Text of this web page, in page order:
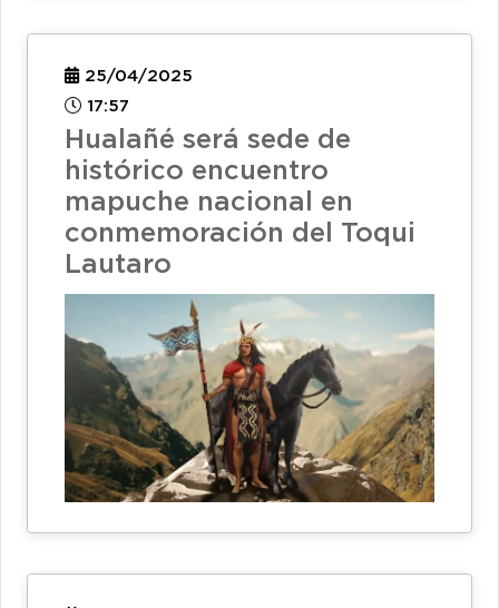
25/04/2025
17:57
Hualañé será sede de
histórico encuentro
mapuche nacional en
conmemoración del Toqui
Lautaro